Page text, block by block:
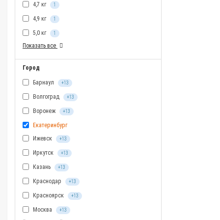
4,7 кг 1
4,9 кг 1
5,0 кг 1
Показать все
Город
Барнаул +13
Волгоград +13
Воронеж +13
Екатеринбург
Ижевск
+13
Иркутск +13
Казань +13
Краснодар +13
Красноярск +13
Москва +13